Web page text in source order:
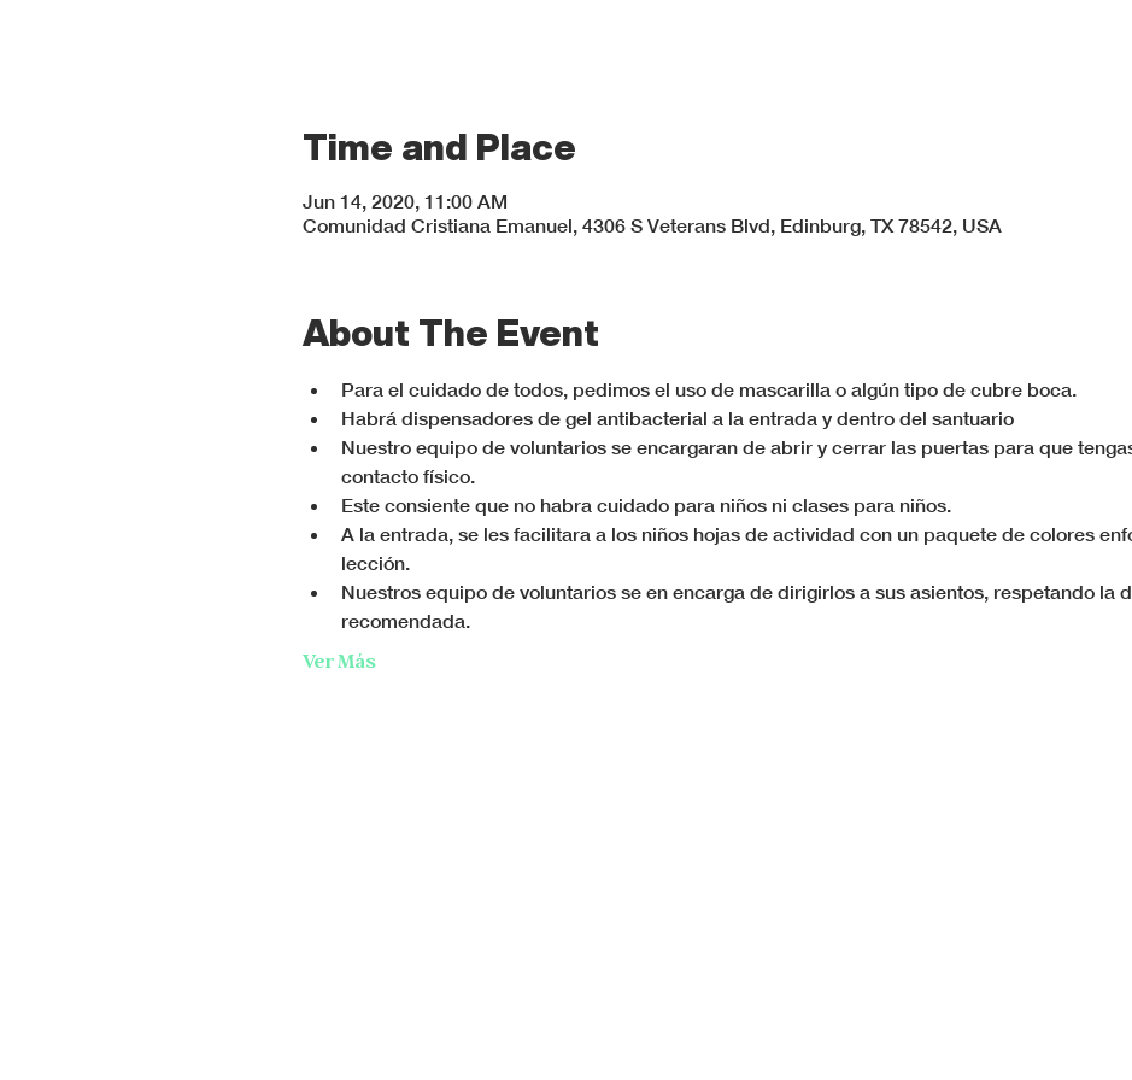
Time and Place
Jun 14, 2020, 11:00 AM
Comunidad Cristiana Emanuel, 4306 S Veterans Blvd, Edinburg, TX 78542, USA
About The Event
Para el cuidado de todos, pedimos el uso de mascarilla o algún tipo de cubre boca.
Habrá dispensadores de gel antibacterial a la entrada y dentro del santuario
Nuestro equipo de voluntarios se encargaran de abrir y cerrar las puertas para que
contacto físico.
Este consiente que no habra cuidado para niños ni clases para niños.
A la entrada, se les facilitara a los niños hojas de actividad con un paquete de colores
lección.
Nuestros equipo de voluntarios se en encarga de dirigirlos a sus asientos, respetando la
recomendada.
Ver Más